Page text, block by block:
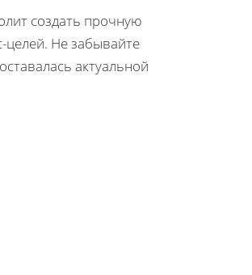
создать прочную
целей. Не забывайте
актуальной